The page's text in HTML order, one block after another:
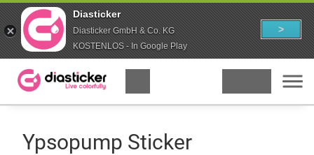
Diasticker
Diasticker GmbH & Co. KG
KOSTENLOS - In Google Play
>
Ypsopump Sticker